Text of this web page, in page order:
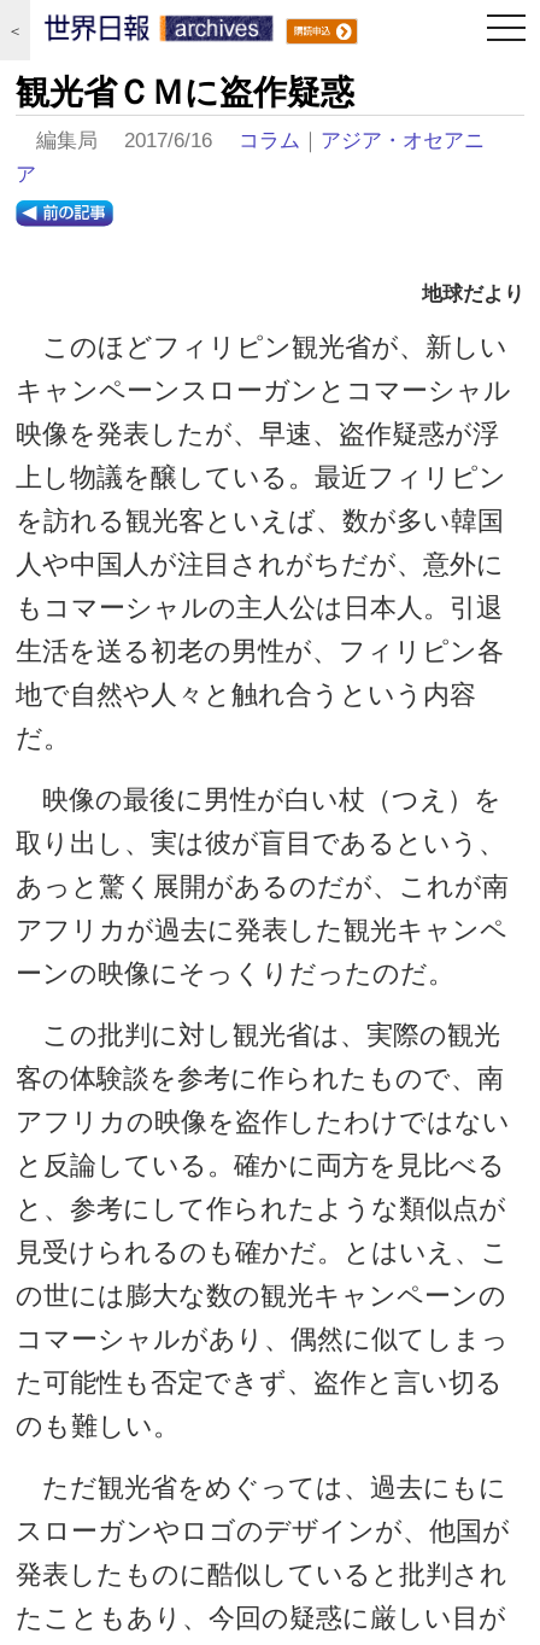
＜
観光省ＣＭに盗作疑惑
編集局 2017/6/16 コラム ｜ アジア・オセアニ
ア
地球だより
このほどフィリピン観光省が、新しい
キャンペーンスローガンとコマーシャル
映像を発表したが、早速、盗作疑惑が浮
上し物議を醸している。最近フィリピン
を訪れる観光客といえば、数が多い韓国
人や中国人が注目されがちだが、意外に
もコマーシャルの主人公は日本人。引退
生活を送る初老の男性が、フィリピン各
地で自然や人々と触れ合うという内容
だ。
映像の最後に男性が白い杖（つえ）を
取り出し、実は彼が盲目であるという、
あっと驚く展開があるのだが、これが南
アフリカが過去に発表した観光キャンペ
ーンの映像にそっくりだったのだ。
この批判に対し観光省は、実際の観光
客の体験談を参考に作られたもので、南
アフリカの映像を盗作したわけではない
と反論している。確かに両方を見比べる
と、参考にして作られたような類似点が
見受けられるのも確かだ。とはいえ、こ
の世には膨大な数の観光キャンペーンの
コマーシャルがあり、偶然に似てしまっ
た可能性も否定できず、盗作と言い切る
のも難しい。
ただ観光省をめぐっては、過去にもに
スローガンやロゴのデザインが、他国が
発表したものに酷似していると批判され
たこともあり、今回の疑惑に厳しい目が